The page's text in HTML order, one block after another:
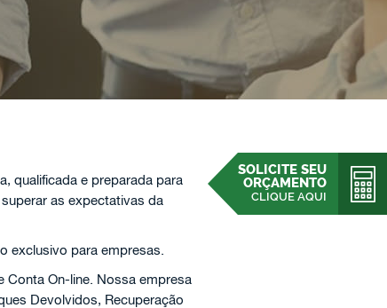
SOLICITE SEU
ORÇAMENTO
CLIQUE AQUI
qualificada e preparada para
as expectativas da
exclusivo para empresas.
Conta On-line. Nossa empresa
Devolvidos, Recuperação